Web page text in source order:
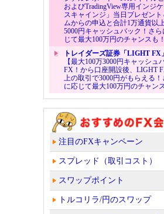
およびTradingView専用インジ
スキャインジ」当日プレゼン
ムからの申込と合計1万通貨以
5000円キャッシュバック！さ
じて最大100万円のチャンスも！
トレイダーズ証券「LIGHT FX」
【最大100万3000円キャッシュ
FX！から口座開設後、LIGHT
上の取引で3000円がもらえる
に応じて最大100万円のチャン
注目のFXキャンペーン
スプレッド（取引コスト）
スワップポイント
トルコリラ/円のスワップ